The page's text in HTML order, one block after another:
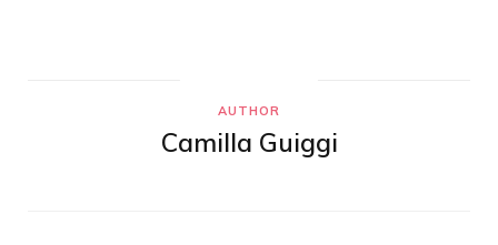
AUTHOR
Camilla Guiggi